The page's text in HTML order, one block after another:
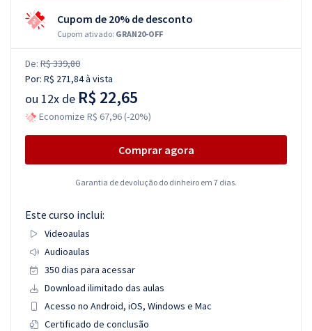
Cupom de 20% de desconto
Cupom ativado: GRAN20-OFF
De: R$ 339,80
Por: R$ 271,84à vista
ou 12x de R$ 22,65
Economize R$ 67,96 (-20%)
Comprar agora
Garantia de devolução do dinheiro em 7 dias.
Este curso inclui:
Videoaulas
Audioaulas
350 dias para acessar
Download ilimitado das aulas
Acesso no Android, iOS, Windows e Mac
Certificado de conclusão